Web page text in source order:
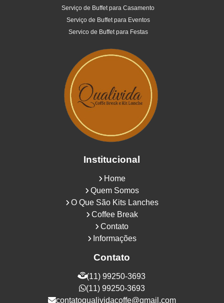
Serviço de Buffet para Casamento
Serviço de Buffet para Eventos
Servico de Buffet para Festas
Institucional
Home
Quem Somos
O Que São Kits Lanches
Coffee Break
Contato
Informações
Contato
(11) 99250-3693
(11) 99250-3693
contatoqualividacoffe@gmail.com